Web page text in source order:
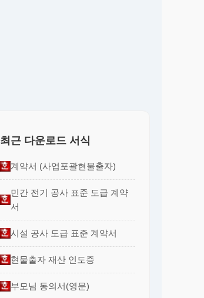
최근 다운로드 서식
계약서 (사업포괄현물출자)
민간 전기 공사 표준 도급 계약
서
시설 공사 도급 표준 계약서
현물출자 재산 인도증
부모님 동의서(영문)